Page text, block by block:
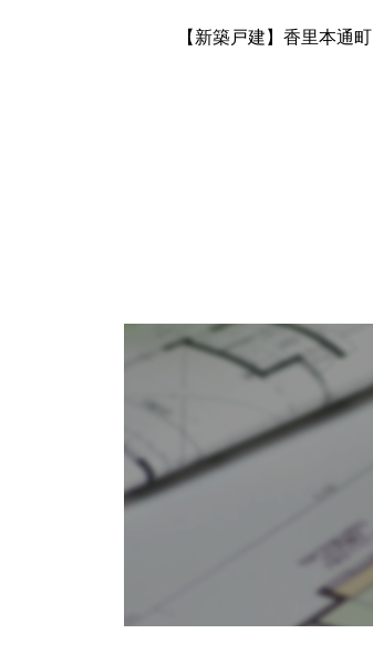
【新築戸建】香里本通町